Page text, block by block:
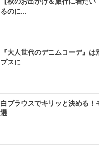
【秋のお出かけ＆旅行に着た
るのに...
『大人世代のデニムコーデ』
プスに...
白ブラウスでキリッと決める！
選